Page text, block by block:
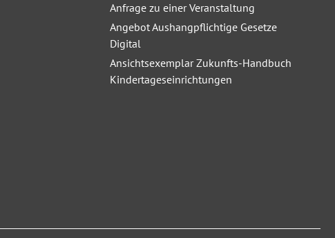
Anfrage zu einer Veranstaltung
Angebot Aushangpflichtige Gesetze
Digital
Ansichtsexemplar Zukunfts-Handbuch
Kindertageseinrichtungen